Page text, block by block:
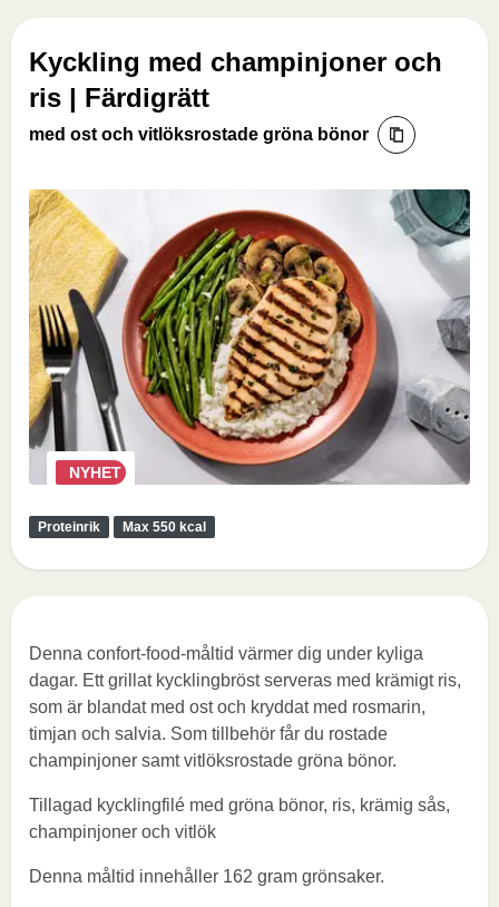
Kyckling med champinjoner och
ris | Färdigrätt
med ost och vitlöksrostade gröna bönor
NYHET
Proteinrik Max 550 kcal
Denna confort-food-måltid värmer dig under kyliga
dagar. Ett grillat kycklingbröst serveras med krämigt ris,
som är blandat med ost och kryddat med rosmarin,
timjan och salvia. Som tillbehör får du rostade
champinjoner samt vitlöksrostade gröna bönor.
Tillagad kycklingfilé med gröna bönor, ris, krämig sås,
champinjoner och vitlök
Denna måltid innehåller 162 gram grönsaker.